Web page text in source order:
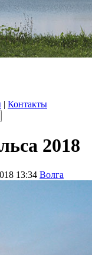
| Контакты
2018
13:34 Волга